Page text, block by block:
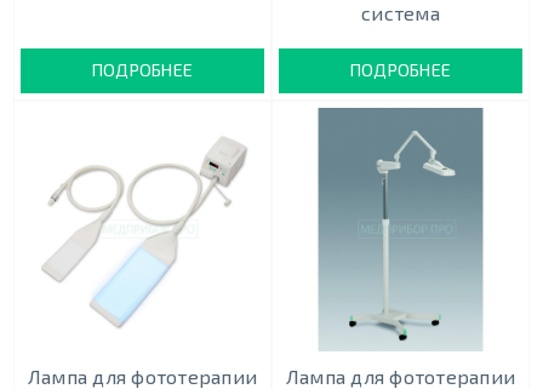
ПОДРОБНЕЕ
система
ПОДРОБНЕЕ
Лампа для фототерапии
Лампа для фототерапии